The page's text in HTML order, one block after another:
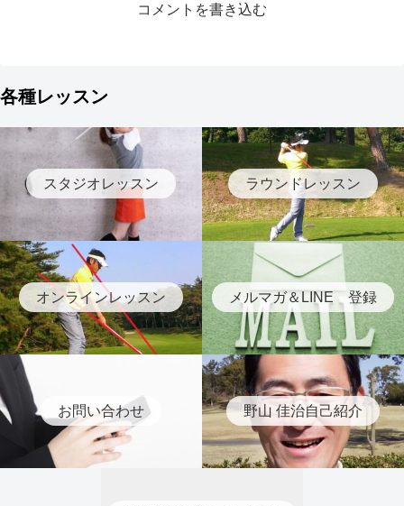
コメントを書き込む
各種レッスン
スタジオレッスン ラウンドレッスン
オンラインレッスン メルマガ＆LINE 登録
お問い合わせ 野山 佳治自己紹介